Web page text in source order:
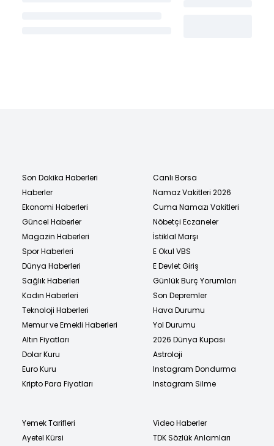
Son Dakika Haberleri
Haberler
Ekonomi Haberleri
Güncel Haberler
Magazin Haberleri
Spor Haberleri
Dünya Haberleri
Sağlık Haberleri
Kadın Haberleri
Teknoloji Haberleri
Memur ve Emekli Haberleri
Altın Fiyatları
Dolar Kuru
Euro Kuru
Kripto Para Fiyatları
Canlı Borsa
Namaz Vakitleri 2026
Cuma Namazı Vakitleri
Nöbetçi Eczaneler
İstiklal Marşı
E Okul VBS
E Devlet Giriş
Günlük Burç Yorumları
Son Depremler
Hava Durumu
Yol Durumu
2026 Dünya Kupası
Astroloji
Instagram Dondurma
Instagram Silme
Yemek Tarifleri
Ayetel Kürsi
Video Haberler
TDK Sözlük Anlamları